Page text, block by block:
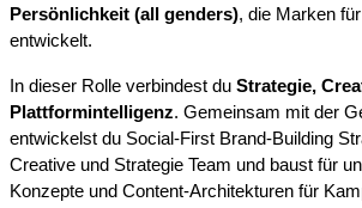
Persönlichkeit (all genders), die Marken
entwickelt.
In dieser Rolle verbindest du Strategie,
Plattformintelligenz. Gemeinsam mit der
entwickelst du Social-First Brand-Building
Creative und Strategie Team und baust für
Konzepte und Content-Architekturen für